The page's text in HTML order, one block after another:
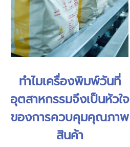
ทำไมเครื่องพิมพ์วันที่
อุตสาหกรรมจึงเป็นหัวใจ
ของการควบคุมคุณภาพ
สินค้า